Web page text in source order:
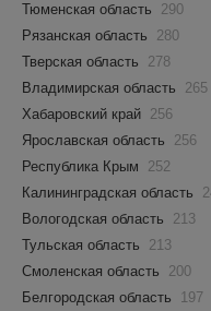
Тюменская область
290
Рязанская область
280
Тверская область
278
Владимирская область
265
Хабаровский край 256
Ярославская область
256
Республика Крым
252
Калининградская область
Вологодская область
213
Тульская область
213
Смоленская область
200
Белгородская область
197